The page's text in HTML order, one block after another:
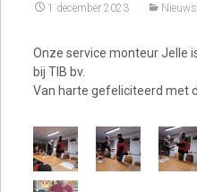
1 december 2023 Nieuws
Onze service monteur Jelle
bij TIB bv.
Van harte gefeliciteerd met